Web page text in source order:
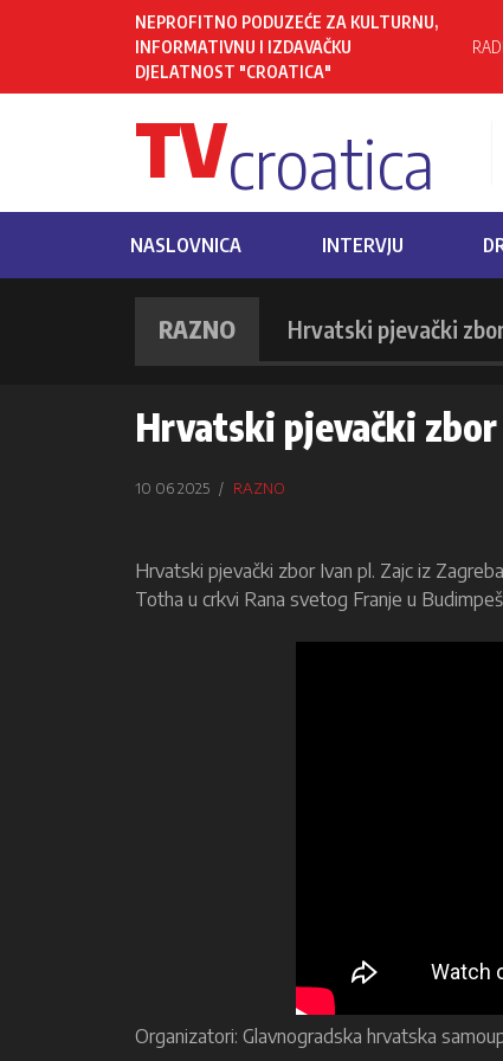
NEPROFITNO PODUZEĆE ZA KULTURNU,
INFORMATIVNU I IZDAVAČKU
DJELATNOST "CROATICA"
TVcroatica
NASLOVNICA INTERVJU
RAZNO Hrvatski pjevački
Hrvatski pjevački
10 06 2025 RAZNO
Hrvatski pjevački zbor Ivan pl. Zajc iz
Totha u crkvi Rana svetog Franje u
Organizatori: Glavnogradska hrvatska